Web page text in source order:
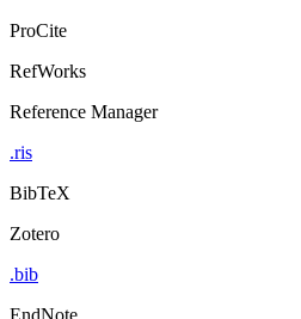
ProCite
RefWorks
Reference Manager
.ris
BibTeX
Zotero
.bib
EndNote